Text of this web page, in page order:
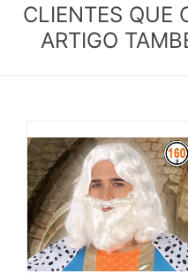
CLIENTES QUE
ARTIGO